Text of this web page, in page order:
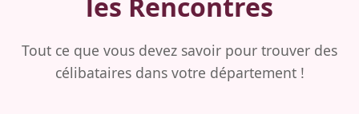
Tout ce que vous devez savoir pour trouver des
célibataires dans votre département !